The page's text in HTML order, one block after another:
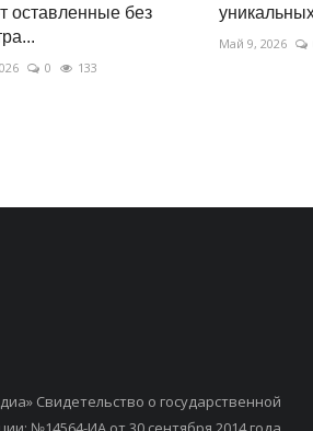
оставленные без
0 133
Май 9, 2026
Свидетельство о государственной